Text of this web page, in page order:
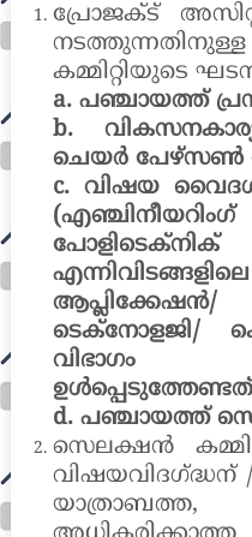
പ്രോജക്ട്
കമ്മിറ്റിയുടെ
a. പഞ്ചായത്ത്
b. വികസനകാര്യ
ചെയർ പേഴ്സൺ
c. വിഷയ
ടെക്നോളജി/
വിഭാഗം
d. പഞ്ചായത്ത്
സെലക്ഷൻ